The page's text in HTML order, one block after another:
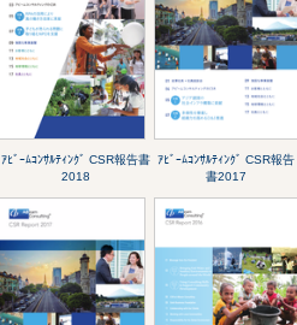
ｱﾋﾞｰﾑｺﾝｻﾙﾃｨﾝｸﾞ CSR報告書
2018
ｱﾋﾞｰﾑｺﾝｻﾙﾃｨﾝｸﾞ CSR報告
書2017